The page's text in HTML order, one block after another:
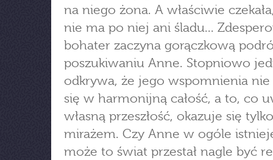
na niego żona. A właściwie
nie ma po niej ani śladu...
bohater zaczyna gorączkową
poszukiwaniu Anne. Stopniowo
odkrywa, że jego wspomnienia nie
się w harmonijną całość, a to, co
własną przeszłość, okazuje się tylko
mirażem. Czy Anne w ogóle
może to świat przestał nagle być